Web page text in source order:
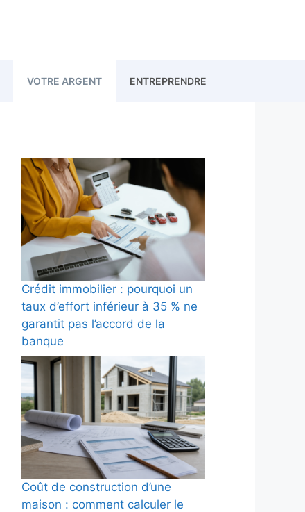
VOTRE ARGENT ENTREPRENDRE
Crédit immobilier : pourquoi un
taux d’effort inférieur à 35 % ne
garantit pas l’accord de la
banque
Coût de construction d’une
maison : comment calculer le